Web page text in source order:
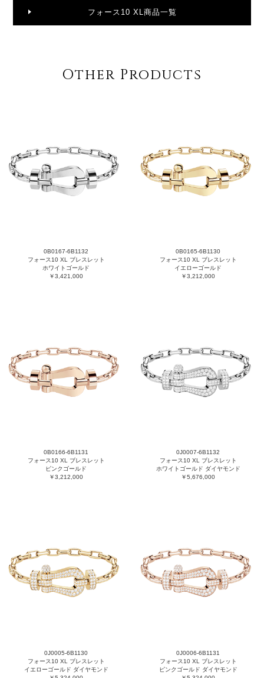
フォース10 XL商品一覧
Other Products
0B0167-6B1132
フォース10 XL ブレスレット
ホワイトゴールド
￥3,421,000
0B0165-6B1130
フォース10 XL ブレスレット
イエローゴールド
￥3,212,000
0B0166-6B1131
フォース10 XL ブレスレット
ピンクゴールド
￥3,212,000
0J0007-6B1132
フォース10 XL ブレスレット
ホワイトゴールド ダイヤモンド
￥5,676,000
0J0005-6B1130
フォース10 XL ブレスレット
イエローゴールド ダイヤモンド
0J0006-6B1131
フォース10 XL ブレスレット
ピンクゴールド ダイヤモンド